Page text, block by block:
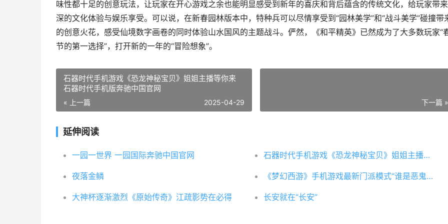
味性都十足的创意玩法，让玩家在开心游戏之余也能明显感受到新年的喜庆和背后蕴含的传统文化，给玩家带
深的文化体验与娱乐享受。可以说，在新春园林版本中，特种兵可以尽情享受到“园林美学”和“战斗美学”碰撞带
的创意火花，感受仙境数字画卷的同时体验山水国风的主题战斗。俨然，《和平精英》已然成为了大多数玩家“
节的第一选择”，打开新的一年的“冒险想象”。
石器时代手机游戏《恐龙神秘宝贝》姐姐主播等你来
石器时代手机版奔驰中国官网
« 上一篇 2025-04-29 下一篇 »
延伸阅读
一园一世界 一园国际奔驰中国官网 石器时代手机游戏《恐龙神秘宝贝》姐姐主播等你来 石器时代手机版奔驰中国官网
夜落金鳞 《梦幻西游》手机游戏最新门派模式“谁是恶鬼”正式上线 梦幻西游手游官方
大神杯逐渐激烈《原始传奇》江疏影势在必得 长安就在“长安”